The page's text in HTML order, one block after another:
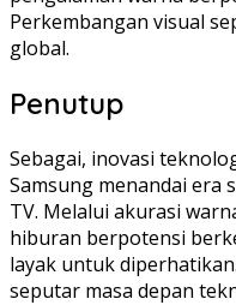
Perkembangan visual
global.
Penutup
Sebagai, inovasi
Samsung menandai era
TV. Melalui akurasi
hiburan berpotensi
layak untuk
seputar masa depan